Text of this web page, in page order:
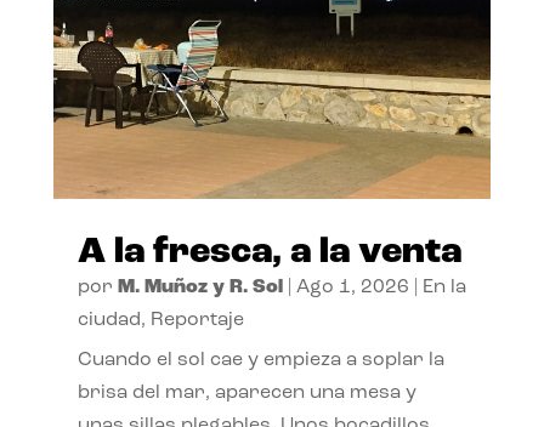
A la fresca, a la venta
por M. Muñoz y R. Sol| Ago 1, 2026
En la
ciudad, Reportaje
Cuando el sol cae y empieza a soplar la
brisa del mar, aparecen una mesa y